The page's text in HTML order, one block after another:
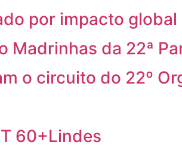
por impacto
Madrinhas da 22ª
o circuito do 22º
60+Lindes